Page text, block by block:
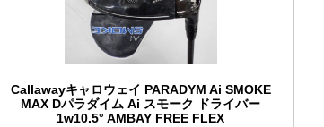
Callawayキャロウェイ PARADYM Ai SMOKE
MAX Dパラダイム Ai スモーク ドライバー
1w10.5° AMBAY FREE FLEX